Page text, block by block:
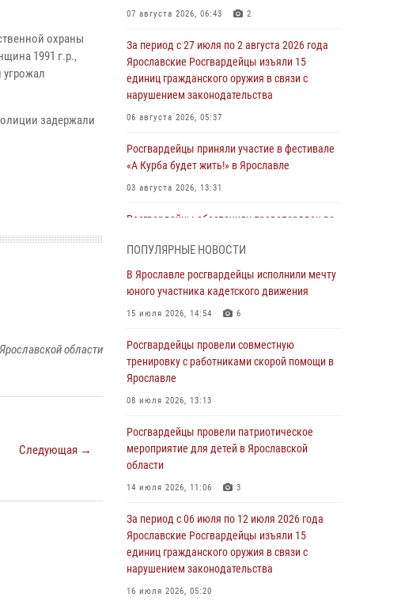
охраны
1991 г.р.,
угрожал
задержали
области
Следующая →
07 августа 2026, 06:43 2
За период с 27 июля по 2 августа 2026 года
Ярославские Росгвардейцы изъяли 15
единиц гражданского оружия в связи с
нарушением законодательства
06 августа 2026, 05:37
Росгвардейцы приняли участие в фестивале
«А Курба будет жить!» в Ярославле
03 августа 2026, 13:31
Росгвардейцы обеспечили правопорядок во
Росгвардейцы обеспечили правопорядок во
время празднования Дня воздушно-
03 августа 2026, 07:24
Ярославские росгвардейцы за прошедшую
03 августа 2026, 07:09
Росгвардейцы оказали помощь беременной
женщине во время празднования Дня ВДВ в
03 августа 2026, 06:20
За период с 20 июля по 26 июля 2026 года
Ярославские Росгвардейцы изъяли 41
ПОПУЛЯРНЫЕ НОВОСТИ
В Ярославле росгвардейцы исполнили мечту
юного участника кадетского движения
15 июля 2026, 14:54 6
Росгвардейцы провели совместную
тренировку с работниками скорой помощи в
Ярославле
08 июля 2026, 13:13
Росгвардейцы провели патриотическое
мероприятие для детей в Ярославской
области
14 июля 2026, 11:06 3
За период с 06 июля по 12 июля 2026 года
Ярославские Росгвардейцы изъяли 15
единиц гражданского оружия в связи с
нарушением законодательства
16 июля 2026, 05:20